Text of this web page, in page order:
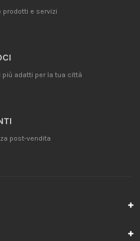
prodotti e servizi
adatti per la tua città
post-vendita